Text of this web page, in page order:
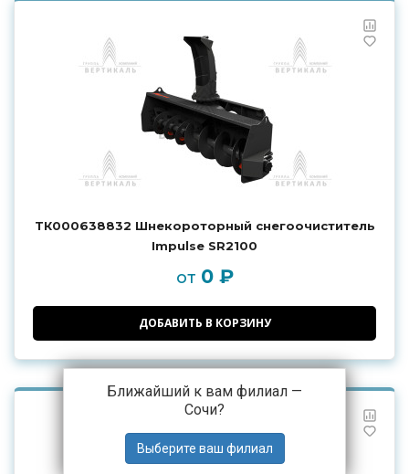
Ближайший к вам филиал —
Сочи?
ТК000638832 Шнекороторный снегоочиститель
Impulse SR2100
от 0 ₽
ДОБАВИТЬ В КОРЗИНУ